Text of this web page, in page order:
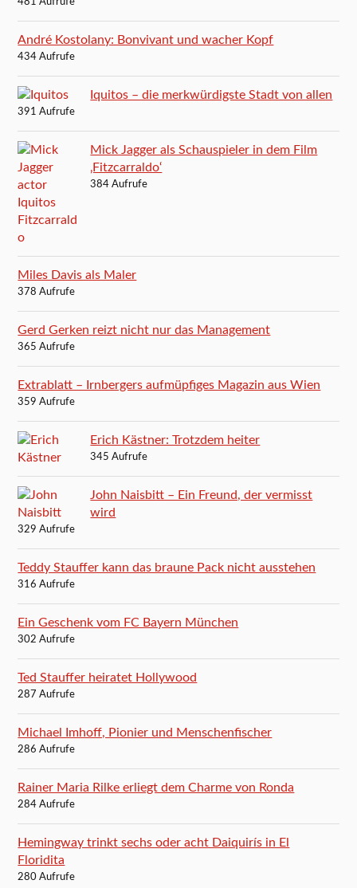
481 Aufrufe
André Kostolany: Bonvivant und wacher Kopf
434 Aufrufe
Iquitos – die merkwürdigste Stadt von allen
391 Aufrufe
Mick Jagger als Schauspieler in dem Film
‚Fitzcarraldo‘
384 Aufrufe
Miles Davis als Maler
378 Aufrufe
Gerd Gerken reizt nicht nur das Management
365 Aufrufe
Extrablatt – Irnbergers aufmüpfiges Magazin aus Wien
359 Aufrufe
Erich Kästner: Trotzdem heiter
345 Aufrufe
John Naisbitt – Ein Freund, der vermisst
wird
329 Aufrufe
Teddy Stauffer kann das braune Pack nicht ausstehen
316 Aufrufe
Ein Geschenk vom FC Bayern München
302 Aufrufe
Ted Stauffer heiratet Hollywood
287 Aufrufe
Michael Imhoff, Pionier und Menschenfischer
286 Aufrufe
Rainer Maria Rilke erliegt dem Charme von Ronda
284 Aufrufe
Hemingway trinkt sechs oder acht Daiquirís in El
Floridita
280 Aufrufe